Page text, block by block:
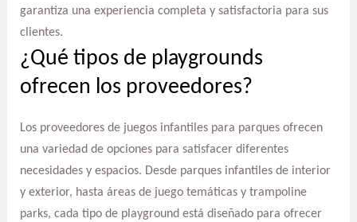
garantiza una experiencia completa y satisfactoria para sus
clientes.
¿Qué tipos de playgrounds
ofrecen los proveedores?
Los proveedores de juegos infantiles para parques ofrecen
una variedad de opciones para satisfacer diferentes
necesidades y espacios. Desde parques infantiles de interior
y exterior, hasta áreas de juego temáticas y trampoline
parks, cada tipo de playground está diseñado para ofrecer